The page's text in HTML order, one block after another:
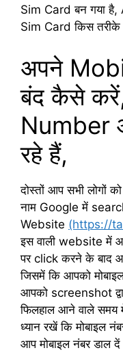
Sim Card बन गया है,
Sim Card किस तरीके
अपने
बंद कैसे
Number
रहे हैं,
दोस्तों आप सभी लोगों
नाम Google में
Website (https://
इस वाली website में
पर click करने के बाद
जिसमें कि आपको
आपको screenshot
फिलहाल आने वाले समय
ध्यान रखें कि मोबाइल
आप मोबाइल नंबर डाल